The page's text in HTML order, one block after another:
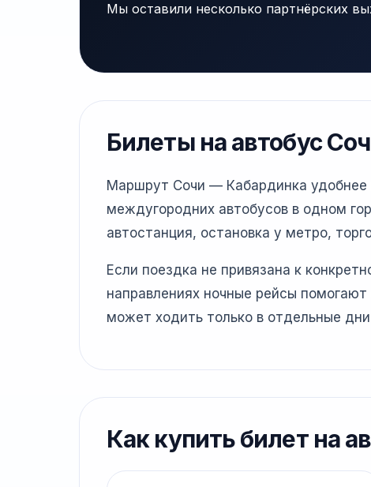
Мы оставили несколько партнёрских
Билеты на автобус
Маршрут Сочи — Кабардинка удобнее
междугородних автобусов в одном
автостанция, остановка у метро,
Если поездка не привязана к
направлениях ночные рейсы
может ходить только в отдельные
Как купить билет на